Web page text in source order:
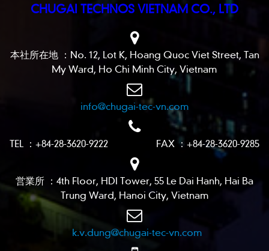
CHUGAI TECHNOS VIETNAM CO., LTD
本社所在地 ：No. 12, Lot K, Hoang Quoc Viet Street, Tan
My Ward, Ho Chi Minh City, Vietnam
info@chugai-tec-vn.com
TEL ：+84-28-3620-9222 FAX ：+84-28-3620-9285
営業所 ：4th Floor, HDI Tower, 55 Le Dai Hanh, Hai Ba
Trung Ward, Hanoi City, Vietnam
k.v.dung@chugai-tec-vn.com